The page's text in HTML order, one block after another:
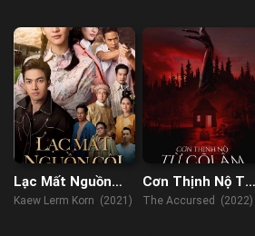
Lạc Mất Nguồn
Cội
Kaew Lerm Korn (2021)
Cơn Thịnh Nộ Từ
Cõi Âm
The Accursed (2022)